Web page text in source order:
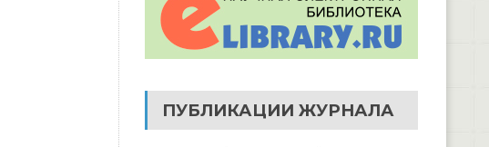
ПУБЛИКАЦИИ ЖУРНАЛА